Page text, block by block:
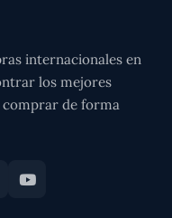
internacionales en
los mejores
de forma